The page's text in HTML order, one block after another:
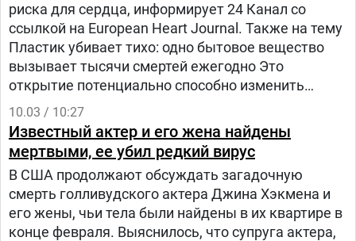
риска для сердца, информирует 24 Канал со
ссылкой на European Heart Journal. Также на тему
Пластик убивает тихо: одно бытовое вещество
вызывает тысячи смертей ежегодно Это
открытие потенциально способно изменить
подход врачей к вакцинации людей среднего и
пожилого возраста, придавая ей еще большую
ценность как средству не только профилактики
инфекции, но и защиты сердечно-сосудистой
системы.
10.03 / 10:27
Известный актер и его жена найдены
мертвыми, ее убил редкий вирус
В США продолжают обсуждать загадочную
смерть голливудского актера Джина Хэкмена и
его жены, чьи тела были найдены в их квартире в
конце февраля. Выяснилось, что супруга актера,